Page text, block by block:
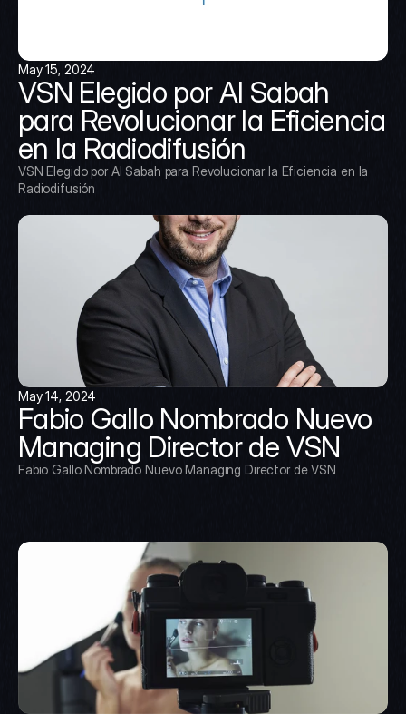
May 15, 2024
VSN Elegido por Al Sabah
para Revolucionar la Eficiencia
en la Radiodifusión
VSN Elegido por Al Sabah para Revolucionar la Eficiencia en la
Radiodifusión
May 14, 2024
Fabio Gallo Nombrado Nuevo
Managing Director de VSN
Fabio Gallo Nombrado Nuevo Managing Director de VSN